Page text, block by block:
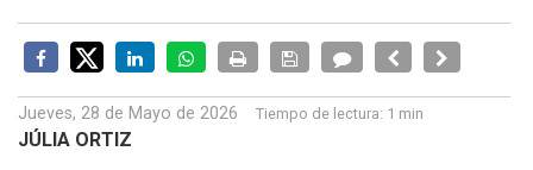
Jueves, 28 de Mayo de 2026 Tiempo de lectura: 1 min
JÚLIA ORTIZ